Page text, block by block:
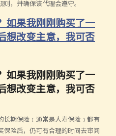
，并确保该代理会遵守。
如果我刚刚购买了一
想改变主意，我可否
如果我刚刚购买了一
想改变主意，我可否
长期保险﹝通常是人寿保险﹞都有
保险后，仍可有合理的时间去审阅